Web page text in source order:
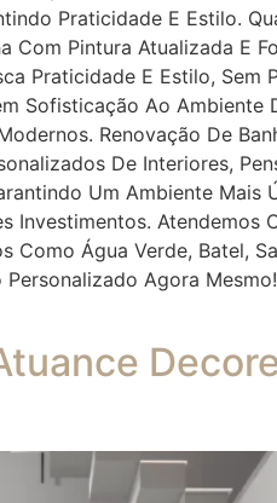
Praticidade E Estilo.
Pintura Atualizada E
Praticidade E Estilo,
Sofisticação Ao
Renovação De
De Interiores,
Um Ambiente Mais
Investimentos.
Água Verde, Batel,
Agora